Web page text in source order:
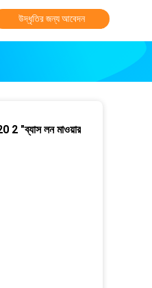
উদ্ধৃতির জন্য আবেদন
2 "ব্যাস লন মাওয়ার